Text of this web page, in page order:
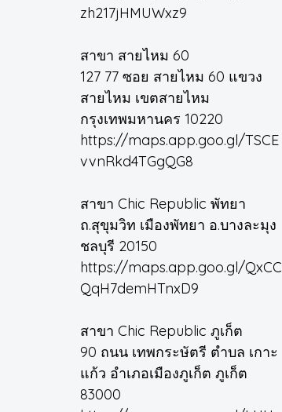
zh217jHMUWxz9
สาขา สายไหม 60
127 77 ซอย สายไหม 60 แขวง
สายไหม เขตสายไหม
กรุงเทพมหานคร 10220
https://maps.app.goo.gl/TSCE
vvnRkd4TGgQG8
สาขา Chic Republic พัทยา
ถ.สุขุมวิท เมืองพัทยา อ.บางละมุง
ชลบุรี 20150
https://maps.app.goo.gl/QxCC
QqH7demHTnxD9
สาขา Chic Republic ภูเก็ต
90 ถนน เทพกระษัตรี ตำบล เกาะ
แก้ว อำเภอเมืองภูเก็ต ภูเก็ต
83000